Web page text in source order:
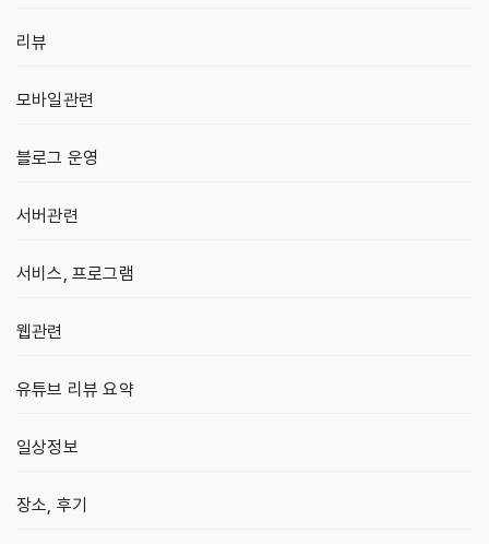
리뷰
모바일관련
블로그 운영
서버관련
서비스, 프로그램
웹관련
유튜브 리뷰 요약
일상정보
장소, 후기